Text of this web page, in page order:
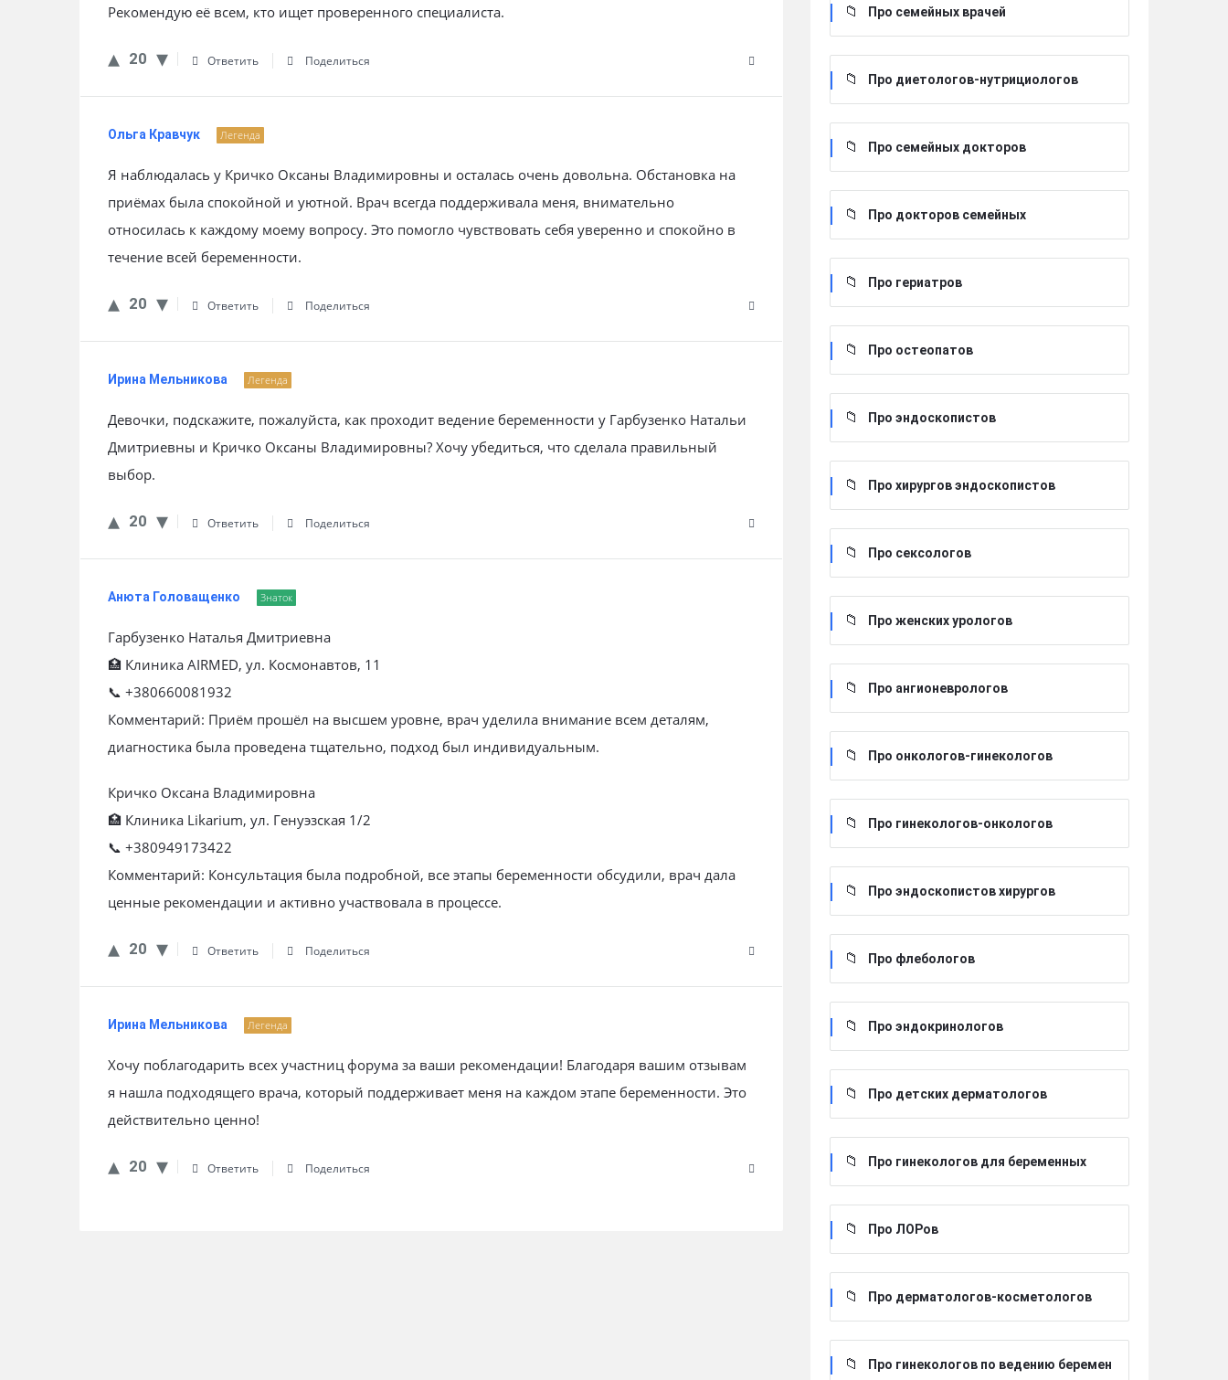
Рекомендую её всем, кто ищет проверенного специалиста.
20 Ответить Поделиться
Ольга Кравчук Легенда
Я наблюдалась у Кричко Оксаны Владимировны и осталась очень довольна. Обстановка на
приёмах была спокойной и уютной. Врач всегда поддерживала меня, внимательно
относилась к каждому моему вопросу. Это помогло чувствовать себя уверенно и спокойно в
течение всей беременности.
20 Ответить Поделиться
Ирина Мельникова Легенда
Девочки, подскажите, пожалуйста, как проходит ведение беременности у Гарбузенко Натальи
Дмитриевны и Кричко Оксаны Владимировны? Хочу убедиться, что сделала правильный
выбор.
20 Ответить Поделиться
Анюта Головащенко Знаток
Гарбузенко Наталья Дмитриевна
🏥 Клиника AIRMED, ул. Космонавтов, 11
📞 +380660081932
Комментарий: Приём прошёл на высшем уровне, врач уделила внимание всем деталям,
диагностика была проведена тщательно, подход был индивидуальным.
Кричко Оксана Владимировна
🏥 Клиника Likarium, ул. Генуэзская 1/2
📞 +380949173422
Комментарий: Консультация была подробной, все этапы беременности обсудили, врач дала
ценные рекомендации и активно участвовала в процессе.
20 Ответить Поделиться
Ирина Мельникова Легенда
Хочу поблагодарить всех участниц форума за ваши рекомендации! Благодаря вашим отзывам
я нашла подходящего врача, который поддерживает меня на каждом этапе беременности. Это
действительно ценно!
20 Ответить Поделиться
Про семейных врачей
Про диетологов-нутрициологов
Про семейных докторов
Про докторов семейных
Про гериатров
Про остеопатов
Про эндоскопистов
Про хирургов эндоскопистов
Про сексологов
Про женских урологов
Про ангионеврологов
Про онкологов-гинекологов
Про гинекологов-онкологов
Про эндоскопистов хирургов
Про флебологов
Про эндокринологов
Про детских дерматологов
Про гинекологов для беременных
Про ЛОРов
Про дерматологов-косметологов
Про гинекологов по ведению беремен